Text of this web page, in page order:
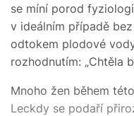
se míní porod
v ideálním případě
odtokem plodové
rozhodnutím: „Chtěla
Mnoho žen během
Leckdy se podaří